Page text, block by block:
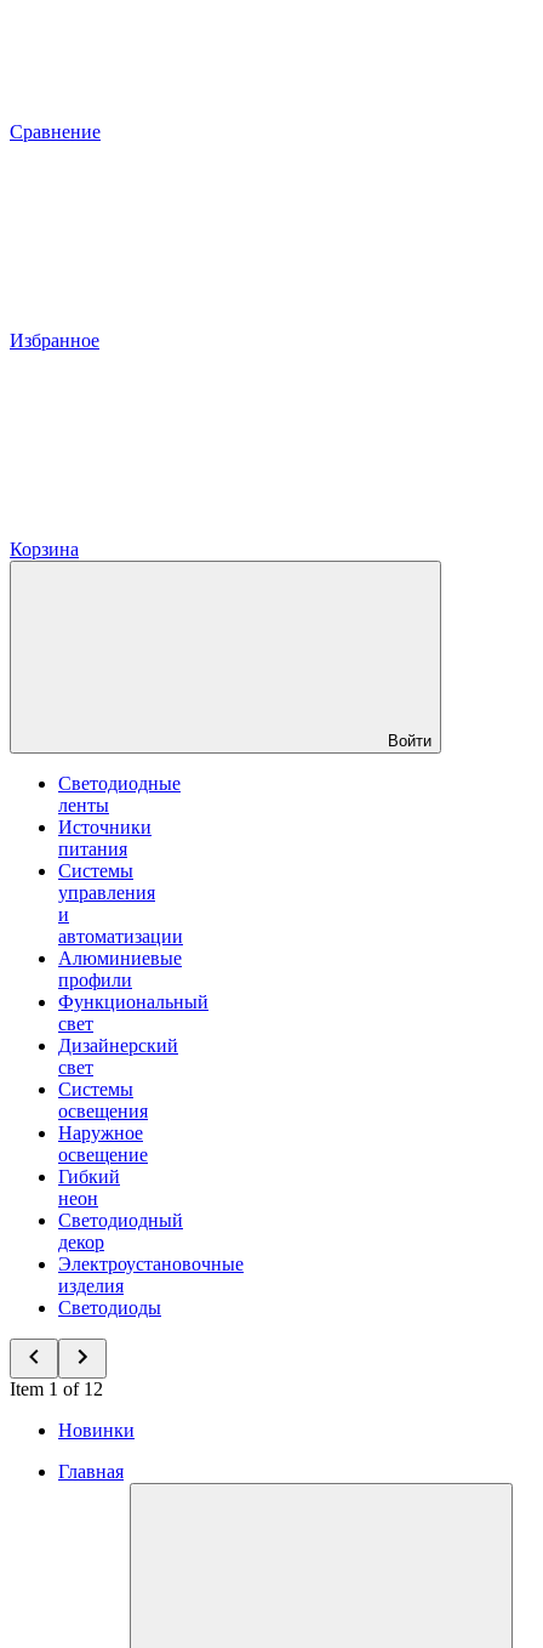
Сравнение
Избранное
Корзина
Войти
Светодиодные
ленты
Источники
питания
Системы
управления
и
автоматизации
Алюминиевые
профили
Функциональный
свет
Дизайнерский
свет
Системы
освещения
Наружное
освещение
Гибкий
неон
Светодиодный
декор
Электроустановочные
изделия
Светодиоды
Item 1 of 12
Новинки
Главная